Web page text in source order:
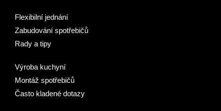
Flexibilní jednání
Zabudování spotřebičů
Rady a tipy
Výroba kuchyní
Montáž spotřebičů
Často kladené dotazy